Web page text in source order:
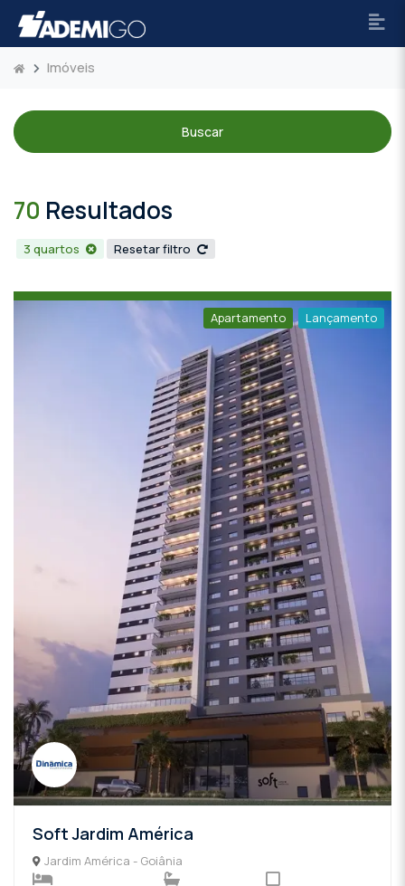
Imóveis
Buscar
70 Resultados
3 quartos Resetar filtro
Apartamento Lançamento
Soft Jardim América
Jardim América - Goiânia